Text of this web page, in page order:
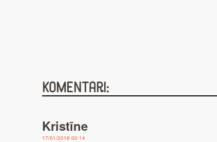
Komentāri:
Kristīne
17/01/2016 00:14